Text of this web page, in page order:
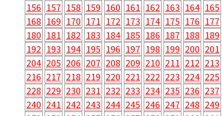
156 157 158 159 160 161 162 163 164 165
168 169 170 171 172 173 174 175 176 177
180 181 182 183 184 185 186 187 188 189
192 193 194 195 196 197 198 199 200 201
204 205 206 207 208 209 210 211 212 213
216 217 218 219 220 221 222 223 224 225
228 229 230 231 232 233 234 235 236 237
240 241 242 243 244 245 246 247 248 249